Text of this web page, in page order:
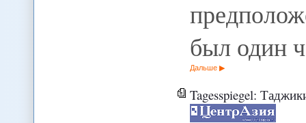
был один
Дальше
Tagesspiegel: